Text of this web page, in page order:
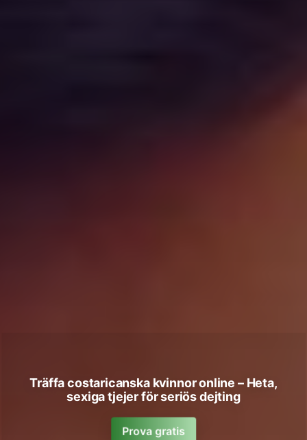
Träffa costaricanska kvinnor online – Heta,
sexiga tjejer för seriös dejting
Prova gratis